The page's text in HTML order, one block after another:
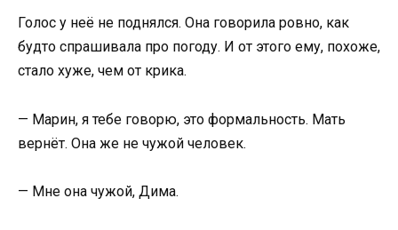
Голос у неё не поднялся. Она говорила ровно, как
будто спрашивала про погоду. И от этого ему, похоже,
стало хуже, чем от крика.
— Марин, я тебе говорю, это формальность. Мать
вернёт. Она же не чужой человек.
— Мне она чужой, Дима.